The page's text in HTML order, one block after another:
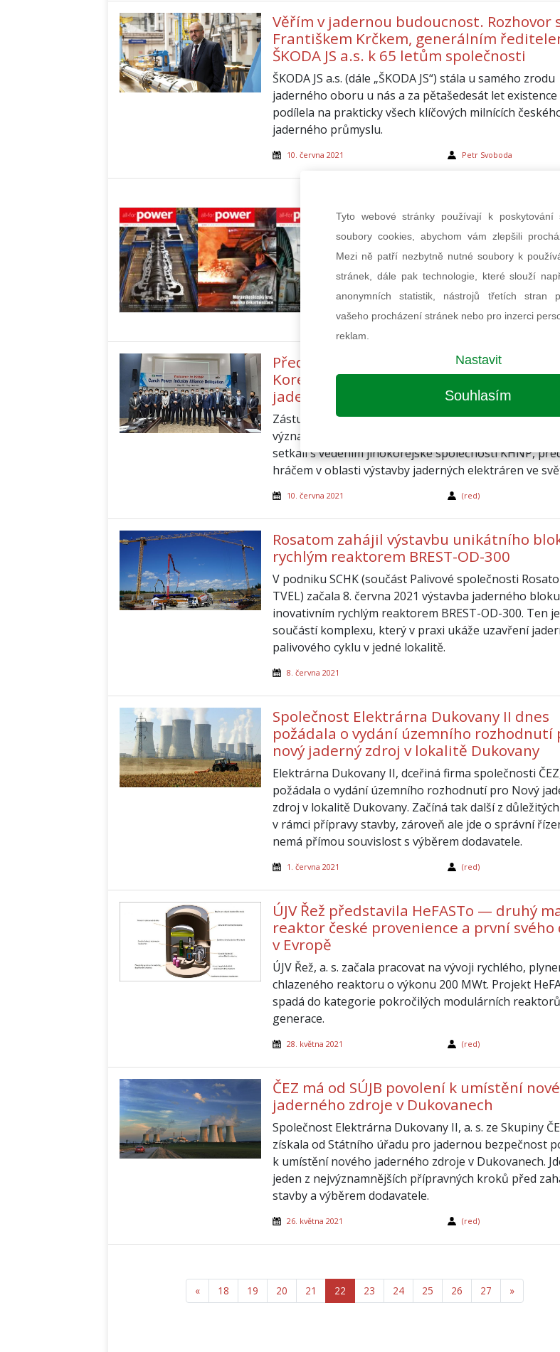
Věřím v jadernou budoucnost. Rozhovor
Františkem Krčkem, generálním
ŠKODA JS a.s. k 65 letům společnosti
ŠKODA JS a.s. (dále „ŠKODA JS“) stála u samého zrodu
jaderného oboru u nás a za pětašedesát let existence
podílela na prakticky všech klíčových milnících
jaderného průmyslu.
10. června 2021 Petr Svoboda
Představitelé českého průmyslu jednali v
Koreji o možné spolupráci na dostavbě
jaderných bloků v ČR
Zástupci Aliance české energetiky (CPIA), která
významné české dodavatele do energetiky, se koncem
setkali s vedením jihokorejské společnosti KHNP,
hráčem v oblasti výstavby jaderných elektráren ve
10. června 2021 (red)
Rosatom zahájil výstavbu unikátního
rychlým reaktorem BREST-OD-300
V podniku SCHK (součást Palivové společnosti
TVEL) začala 8. června 2021 výstavba jaderného
inovativním rychlým reaktorem BREST-OD-300. Ten je
součástí komplexu, který v praxi ukáže uzavření
palivového cyklu v jedné lokalitě.
8. června 2021
Společnost Elektrárna Dukovany II dnes
požádala o vydání územního rozhodnutí
nový jaderný zdroj v lokalitě Dukovany
Elektrárna Dukovany II, dceřiná firma společnosti
požádala o vydání územního rozhodnutí pro Nový
zdroj v lokalitě Dukovany. Začíná tak další z
v rámci přípravy stavby, zároveň ale jde o správní
nemá přímou souvislost s výběrem dodavatele.
1. června 2021 (red)
ÚJV Řež představila HeFASTo — druhý
reaktor české provenience a první svého
v Evropě
ÚJV Řež, a. s. začala pracovat na vývoji rychlého,
chlazeného reaktoru o výkonu 200 MWt. Projekt
spadá do kategorie pokročilých modulárních
generace.
28. května 2021 (red)
ČEZ má od SÚJB povolení k umístění
jaderného zdroje v Dukovanech
Společnost Elektrárna Dukovany II, a. s. ze Skupiny
získala od Státního úřadu pro jadernou bezpečnost
k umístění nového jaderného zdroje v Dukovanech.
jeden z nejvýznamnějších přípravných kroků před
stavby a výběrem dodavatele.
26. května 2021 (red)
« Předchozí
18 19 20 21 22 23 24 25 26 27 »
Tyto webové stránky používají k poskytování
soubory cookies, abychom vám zlepšili
Mezi ně patří nezbytně nutné soubory k
stránek, dále pak technologie, které slouží
anonymních statistik, nástrojů třetích stran
vašeho procházení stránek nebo pro inzerci
reklam.
Nastavit
Souhlasím